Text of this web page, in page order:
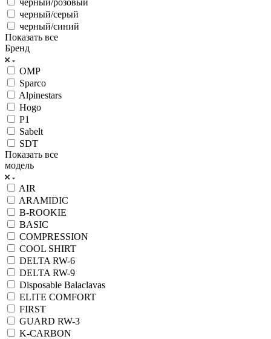
черный/серый
черный/синий
Показать все
Бренд
OMP
Sparco
Alpinestars
Hogo
P1
Sabelt
SDT
Показать все
модель
AIR
ARAMIDIC
B-ROOKIE
BASIC
COMPRESSION
COOL SHIRT
DELTA RW-6
DELTA RW-9
Disposable Balaclavas
ELITE COMFORT
FIRST
GUARD RW-3
K-CARBON